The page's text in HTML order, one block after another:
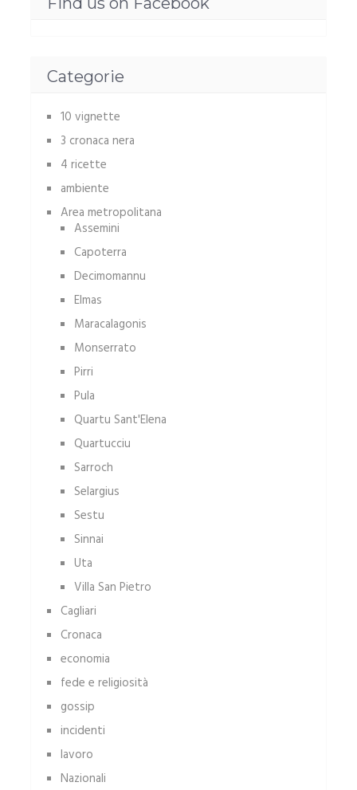
Categorie
10 vignette
3 cronaca nera
4 ricette
ambiente
Area metropolitana
Assemini
Capoterra
Decimomannu
Elmas
Maracalagonis
Monserrato
Pirri
Pula
Quartu Sant'Elena
Quartucciu
Sarroch
Selargius
Sestu
Sinnai
Uta
Villa San Pietro
Cagliari
Cronaca
economia
fede e religiosità
gossip
incidenti
lavoro
Nazionali